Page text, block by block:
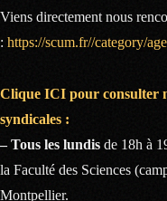
Viens directement nous
: https://scum.fr//category/
Clique ICI pour consulter
syndicales :
– Tous les lundis de 18h à
la Faculté des Sciences
Montpellier.